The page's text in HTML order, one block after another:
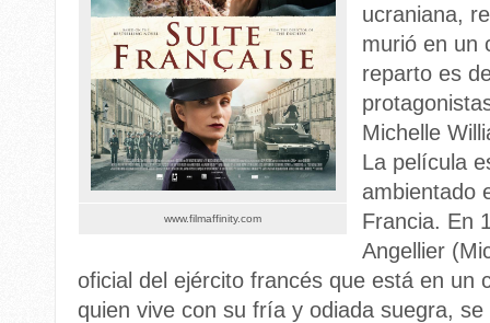
www.filmaffinity.com
ucraniana,
murió en un
reparto es
Michelle
La película
ambientado
Francia. En
Angellier
oficial del ejército francés que está en un
quien vive con su fría y odiada suegra,